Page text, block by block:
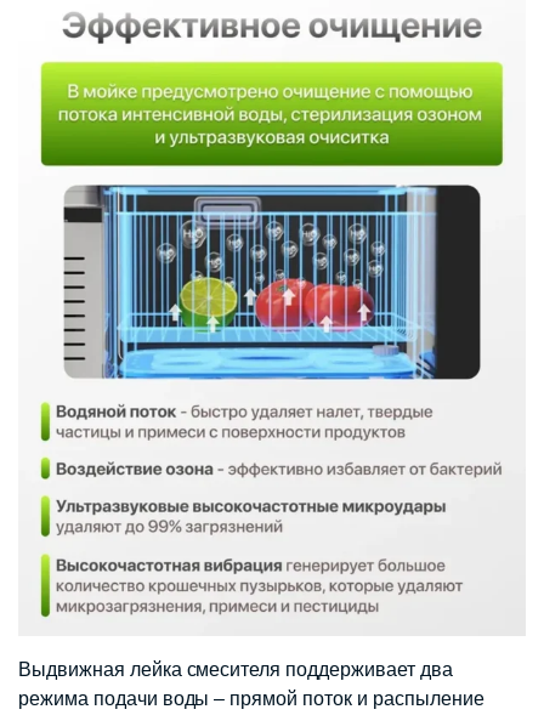
Выдвижная лейка смесителя поддерживает два
режима подачи воды – прямой поток и распыление